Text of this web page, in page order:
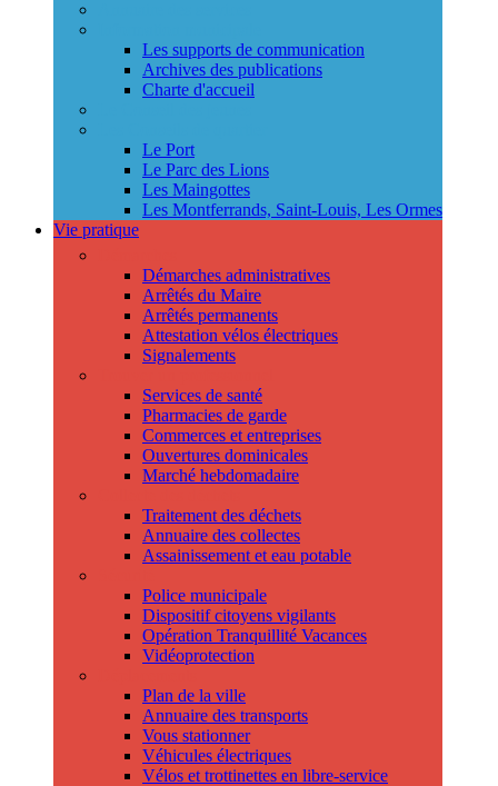
Les supports de communication
Archives des publications
Charte d'accueil
Le Port
Le Parc des Lions
Les Maingottes
Les Montferrands, Saint-Louis, Les Ormes
Vie pratique
Démarches administratives
Arrêtés du Maire
Arrêtés permanents
Attestation vélos électriques
Signalements
Services de santé
Pharmacies de garde
Commerces et entreprises
Ouvertures dominicales
Marché hebdomadaire
Traitement des déchets
Annuaire des collectes
Assainissement et eau potable
Police municipale
Dispositif citoyens vigilants
Opération Tranquillité Vacances
Vidéoprotection
Plan de la ville
Annuaire des transports
Vous stationner
Véhicules électriques
Vélos et trottinettes en libre-service